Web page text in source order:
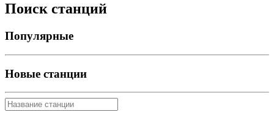
Поиск станций
Популярные
Новые станции